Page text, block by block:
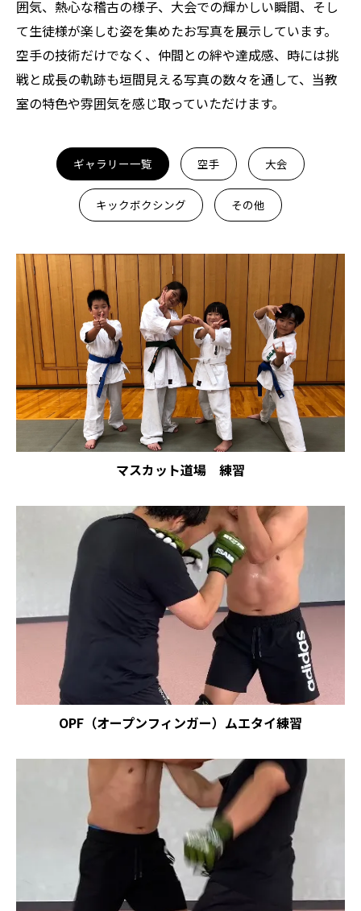
囲気、熱心な稽古の様子、大会での輝かしい瞬間、そし
て生徒様が楽しむ姿を集めたお写真を展示しています。
空手の技術だけでなく、仲間との絆や達成感、時には挑
戦と成長の軌跡も垣間見える写真の数々を通して、当教
室の特色や雰囲気を感じ取っていただけます。
ギャラリー一覧 空手 大会
キックボクシング その他
マスカット道場 練習
OPF（オープンフィンガー）ムエタイ練習